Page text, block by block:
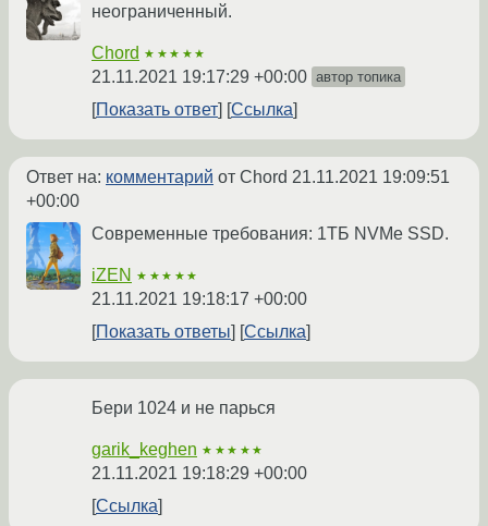
неограниченный.
Chord ★★★★★
21.11.2021 19:17:29 +00:00 автор топика
Показать ответ Ссылка
Ответ на: комментарий от Chord 21.11.2021 19:09:51
+00:00
Современные требования: 1ТБ NVMe SSD.
iZEN ★★★★★
21.11.2021 19:18:17 +00:00
Показать ответы
Ссылка
Бери 1024 и не парься
garik_keghen ★★★★★
21.11.2021 19:18:29 +00:00
Ссылка